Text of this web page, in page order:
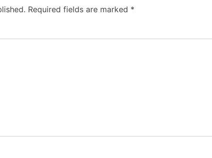
Required fields are marked *